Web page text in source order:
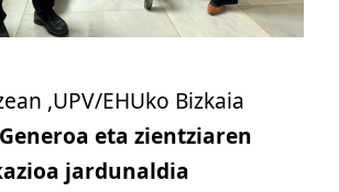
,UPV/EHUko Bizkaia
Generoa eta zientziaren
jardunaldia